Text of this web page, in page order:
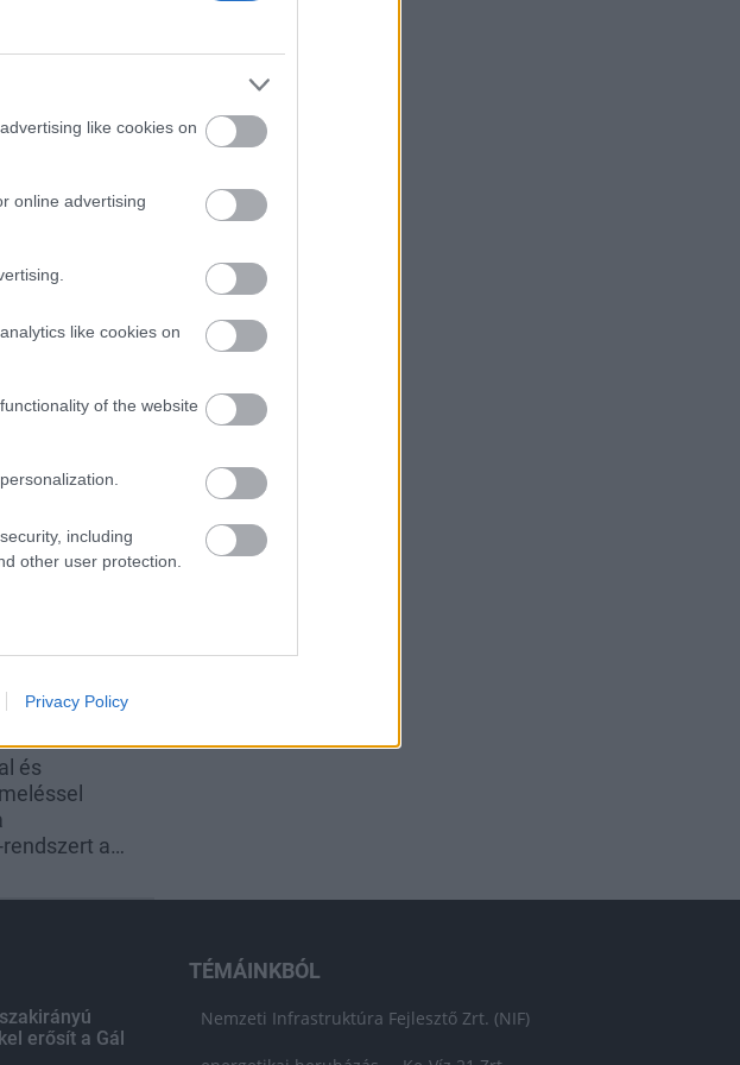
like cookies on
online advertising
like cookies on
of the website
including
other user protection.
Privacy Policy
is
ötszázadik
és
a
erősít a Gál
TÉMÁINKBÓL
Nemzeti Infrastruktúra Fejlesztő Zrt. (NIF)